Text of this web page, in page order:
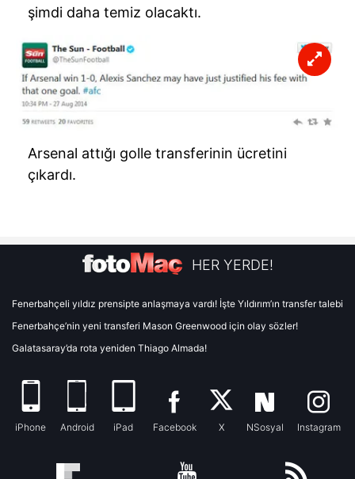
şimdi daha temiz olacaktı.
Arsenal attığı golle transferinin ücretini
çıkardı.
HER YERDE!
Fenerbahçeli yıldız prensipte anlaşmaya vardı! İşte Yıldırım’ın transfer talebi
Fenerbahçe’nin yeni transferi Mason Greenwood için olay sözler!
Galatasaray’da rota yeniden Thiago Almada!
iPhone Android iPad Facebook X NSosyal Instagram